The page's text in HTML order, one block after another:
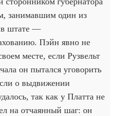
занимавшим один из
в штате —
Пэйн явно не
месте, если Рузвельт
он пытался уговорить
о выдвижении
так как у Платта не
на отчаянный шаг: он